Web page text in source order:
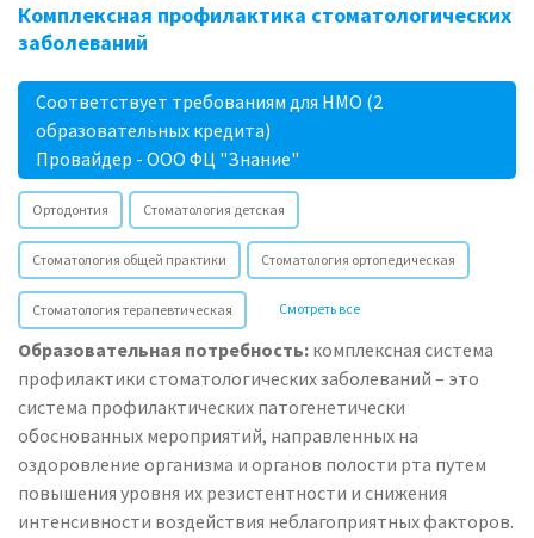
Комплексная профилактика стоматологических
заболеваний
Соответствует требованиям для НМО (2
образовательных кредита)
Провайдер - ООО ФЦ "Знание"
Ортодонтия Стоматология детская
Стоматология общей практики Стоматология ортопедическая
Стоматология терапевтическая Смотреть все
Образовательная потребность: комплексная система
профилактики стоматологических заболеваний – это
система профилактических патогенетически
обоснованных мероприятий, направленных на
оздоровление организма и органов полости рта путем
повышения уровня их резистентности и снижения
интенсивности воздействия неблагоприятных факторов.